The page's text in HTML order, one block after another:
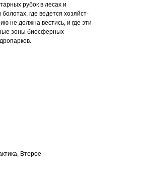
рубокв лесах и
где ведется хозяйст-
не должна вестись, и где эти
зоны биосферных
Второе